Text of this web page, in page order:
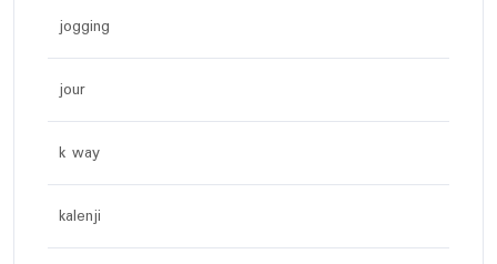
jogging
jour
k way
kalenji